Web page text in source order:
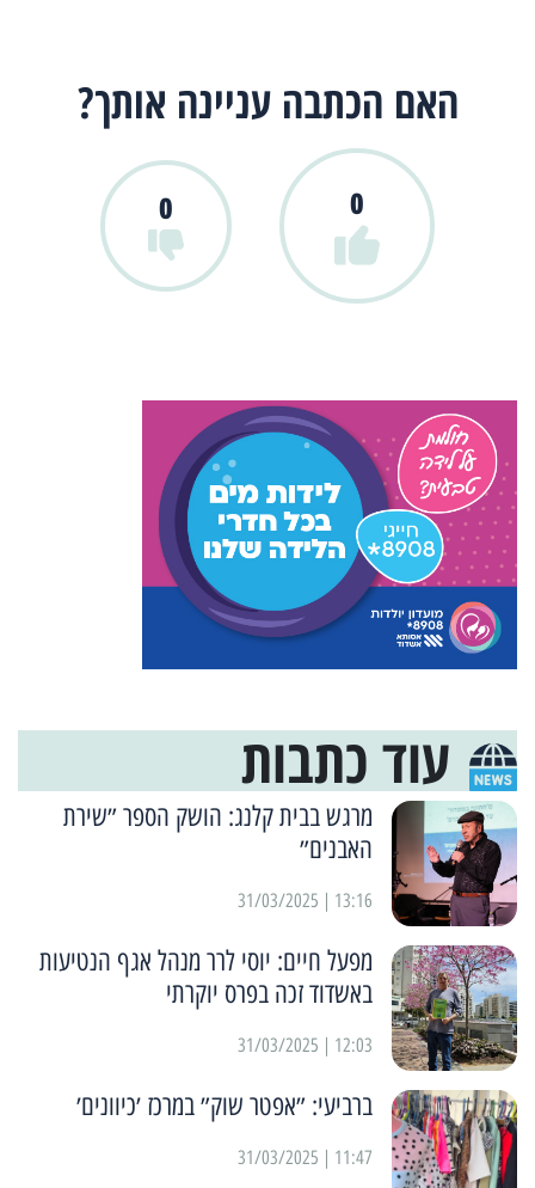
האם הכתבה עניינה אותך?
0
0
עוד כתבות
מרגש בבית קלנג: הושק הספר ״שירת
האבנים״
13:16 | 31/03/2025
מפעל חיים: יוסי לרר מנהל אגף הנטיעות
באשדוד זכה בפרס יוקרתי
12:03 | 31/03/2025
ברביעי: ״אפטר שוק״ במרכז ׳כיוונים׳
11:47 | 31/03/2025